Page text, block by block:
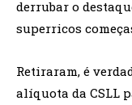
derrubar o
superricos
Retiraram, é
alíquota da CSLL